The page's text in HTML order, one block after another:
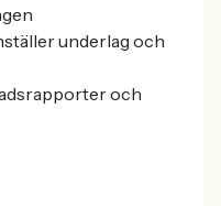
underlag och
och